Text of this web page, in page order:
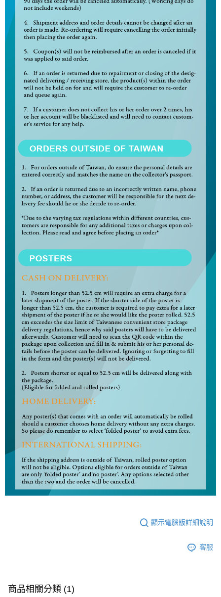
顯示電腦版詳細說明
客服
商品相關分類 (1)